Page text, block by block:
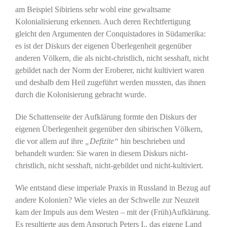
am Beispiel Sibiriens sehr wohl eine gewaltsame
Kolonialisierung erkennen. Auch deren Rechtfertigung
gleicht den Argumenten der Conquistadores in Südamerika:
es ist der Diskurs der eigenen Überlegenheit gegenüber
anderen Völkern, die als nicht-christlich, nicht sesshaft, nicht
gebildet nach der Norm der Eroberer, nicht kultiviert waren
und deshalb dem Heil zugeführt werden mussten, das ihnen
durch die Kolonisierung gebracht wurde.
Die Schattenseite der Aufklärung formte den Diskurs der
eigenen Überlegenheit gegenüber den sibirischen Völkern,
die vor allem auf ihre
„Defizite“ hin beschrieben und
behandelt wurden: Sie waren in diesem Diskurs nicht-
christlich, nicht sesshaft, nicht-gebildet und nicht-kultiviert.
Wie entstand diese imperiale Praxis in Russland in Bezug auf
andere Kolonien? Wie vieles an der Schwelle zur Neuzeit
kam der Impuls aus dem Westen – mit der (Früh)Aufklärung.
Es resultierte aus dem Anspruch Peters I., das eigene Land